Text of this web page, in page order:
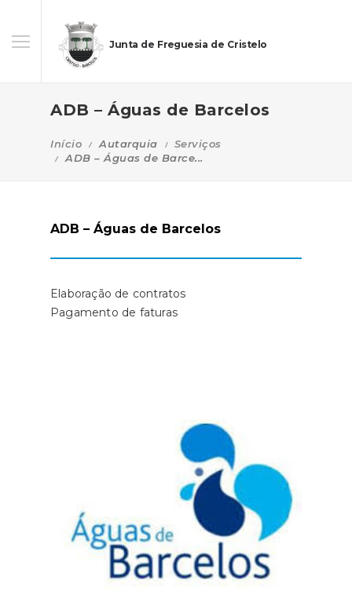
Junta de Freguesia de Cristelo
ADB – Águas de Barcelos
Início Autarquia
Serviços
ADB – Águas de Barce...
ADB – Águas de Barcelos
Elaboração de contratos
Pagamento de faturas